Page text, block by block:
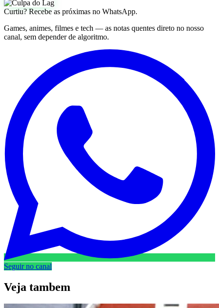
Curtiu? Recebe as próximas no WhatsApp.
Games, animes, filmes e tech — as notas quentes direto no nosso
canal, sem depender de algoritmo.
Seguir no canal
Veja tambem